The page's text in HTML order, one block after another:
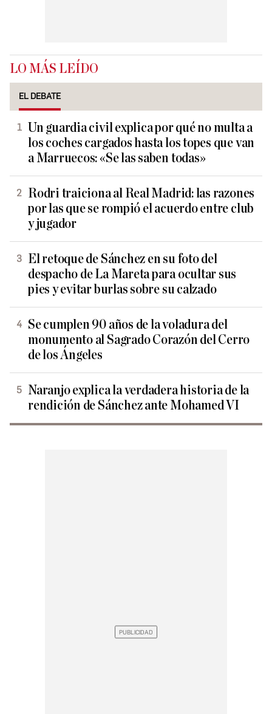
LO MÁS LEÍDO
EL DEBATE
Un guardia civil explica por qué no multa a
los coches cargados hasta los topes que van
a Marruecos: «Se las saben todas»
Rodri traiciona al Real Madrid: las razones
por las que se rompió el acuerdo entre club
y jugador
El retoque de Sánchez en su foto del
despacho de La Mareta para ocultar sus
pies y evitar burlas sobre su calzado
Se cumplen 90 años de la voladura del
monumento al Sagrado Corazón del Cerro
de los Ángeles
Naranjo explica la verdadera historia de la
rendición de Sánchez ante Mohamed VI